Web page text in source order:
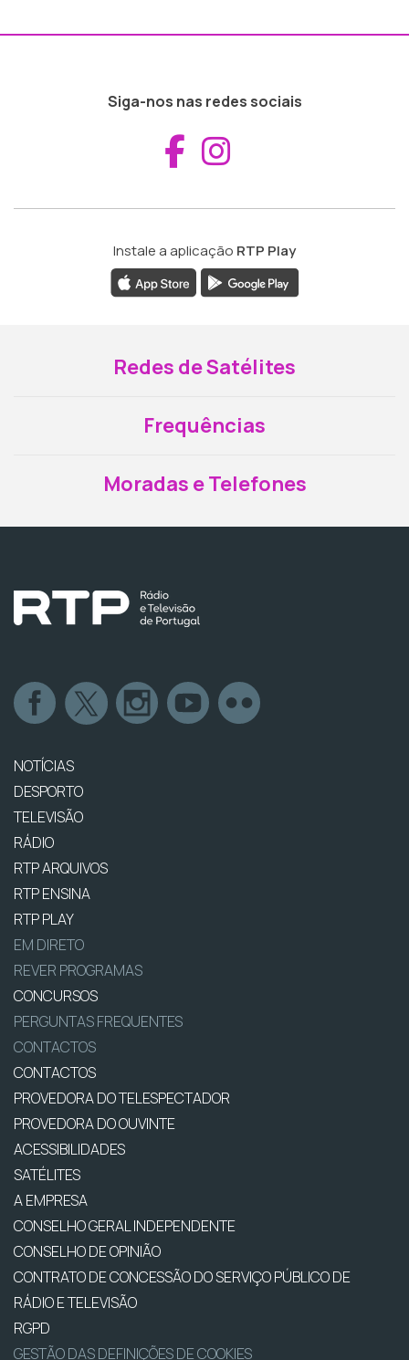
Siga-nos nas redes sociais
Aceder ao
Instale a aplicação RTP Play
Redes de Satélites
Frequências
Moradas e Telefones
NOTÍCIAS
DESPORTO
TELEVISÃO
RÁDIO
RTP ARQUIVOS
RTP ENSINA
RTP PLAY
EM DIRETO
REVER PROGRAMAS
CONCURSOS
PERGUNTAS FREQUENTES
CONTACTOS
CONTACTOS
PROVEDORA DO TELESPECTADOR
PROVEDORA DO OUVINTE
ACESSIBILIDADES
SATÉLITES
A EMPRESA
CONSELHO GERAL INDEPENDENTE
CONSELHO DE OPINIÃO
CONTRATO DE CONCESSÃO DO SERVIÇO PÚBLICO DE
RÁDIO E TELEVISÃO
RGPD
GESTÃO DAS DEFINIÇÕES DE COOKIES